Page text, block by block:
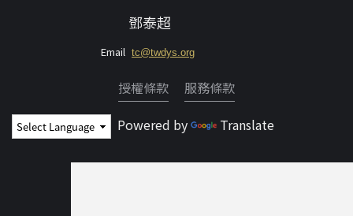
鄧泰超
Email tc@twdys.org
授權條款
服務條款
Powered by
Translate